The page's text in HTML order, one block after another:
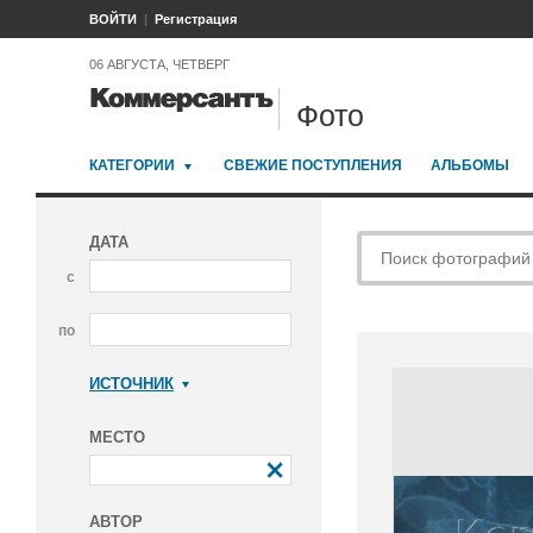
ВОЙТИ Регистрация
06 АВГУСТА, ЧЕТВЕРГ
Фото
КАТЕГОРИИ СВЕЖИЕ ПОСТУПЛЕНИЯ АЛЬБОМЫ
ДАТА
с
по
ИСТОЧНИК
МЕСТО
АВТОР